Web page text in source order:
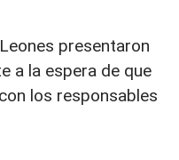
presentaron
a la espera de que
los responsables